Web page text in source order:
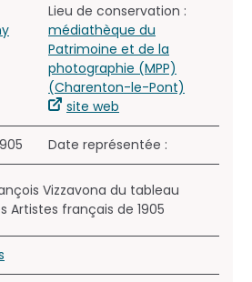
Lieu de conservation :
médiathèque du
Patrimoine et de la
photographie (MPP)
(Charenton-le-Pont)
site web
Date représentée :
Vizzavona du tableau
Artistes français de 1905